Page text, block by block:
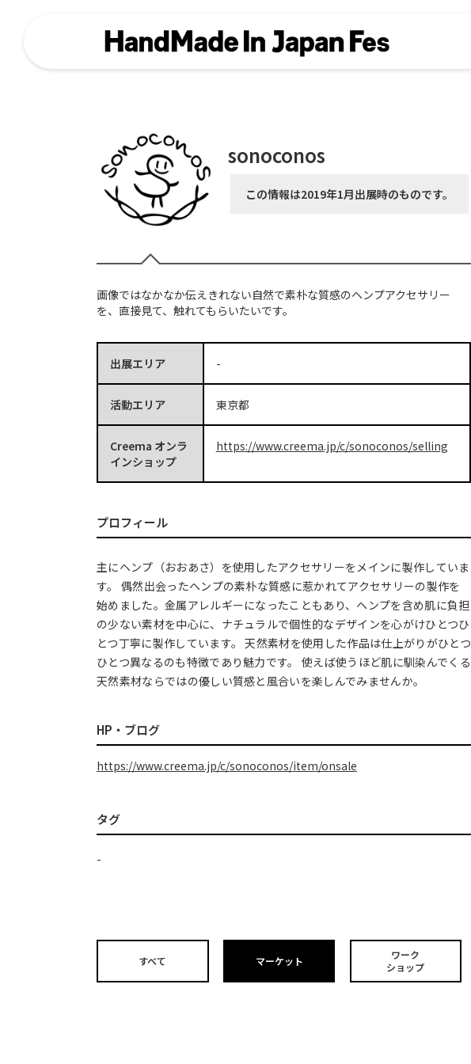
sonoconos
この情報は2019年1月出展時のものです。
画像ではなかなか伝えきれない自然で素朴な質感のヘンプアクセサリー
を、直接見て、触れてもらいたいです。
出展エリア -
活動エリア 東京都
Creema オンラ
インショップ
https://www.creema.jp/c/sonoconos/selling
プロフィール
主にヘンプ（おおあさ）を使用したアクセサリーをメインに製作していま
す。 偶然出会ったヘンプの素朴な質感に惹かれてアクセサリーの製作を
始めました。金属アレルギーになったこともあり、ヘンプを含め肌に負担
の少ない素材を中心に、ナチュラルで個性的なデザインを心がけひとつひ
とつ丁寧に製作しています。 天然素材を使用した作品は仕上がりがひとつ
ひとつ異なるのも特徴であり魅力です。 使えば使うほど肌に馴染んでくる
天然素材ならではの優しい質感と風合いを楽しんでみませんか。
HP・ブログ
https://www.creema.jp/c/sonoconos/item/onsale
タグ
-
すべて マーケット
ワーク
ショップ